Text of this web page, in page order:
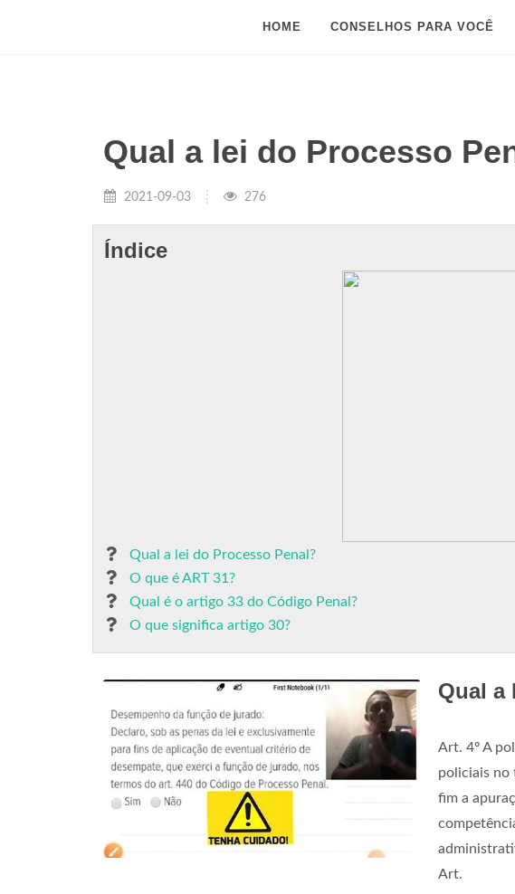
HOME CONSELHOS PARA VOCÊ
Qual a lei do Processo
2021-09-03 276
Índice
Qual a lei do Processo Penal?
O que é ART 31?
Qual é o artigo 33 do Código Penal?
O que significa artigo 30?
Qual a
Art. 4º A
policiais no
fim a
Art.